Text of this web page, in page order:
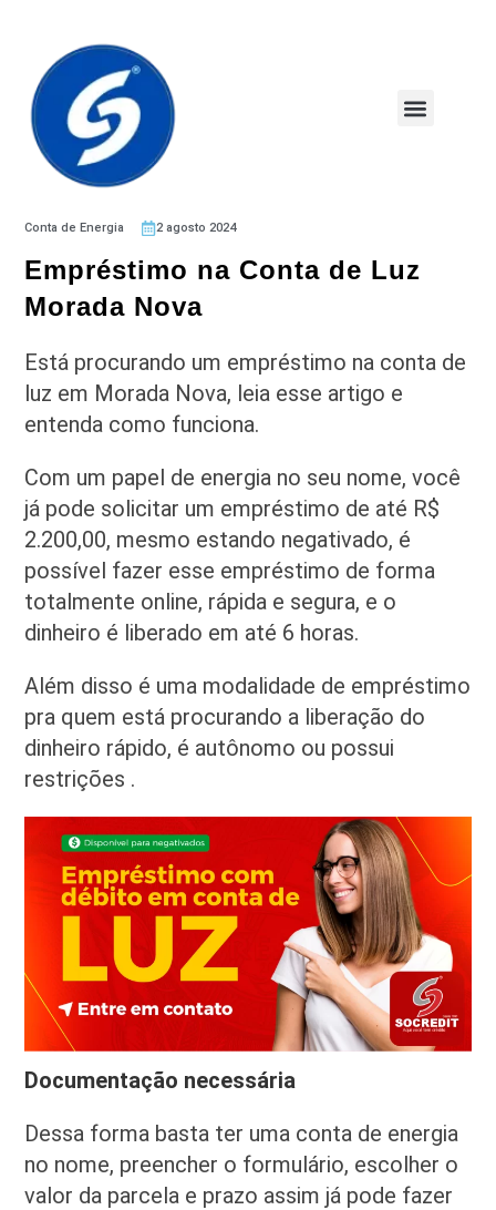
Conta de Energia 2 agosto 2024
Empréstimo na Conta de Luz
Morada Nova
Está procurando um empréstimo na conta de
luz em Morada Nova, leia esse artigo e
entenda como funciona.
Com um papel de energia no seu nome, você
já pode solicitar um empréstimo de até R$
2.200,00, mesmo estando negativado, é
possível fazer esse empréstimo de forma
totalmente online, rápida e segura, e o
dinheiro é liberado em até 6 horas.
Além disso é uma modalidade de empréstimo
pra quem está procurando a liberação do
dinheiro rápido, é autônomo ou possui
restrições .
Documentação necessária
Dessa forma basta ter uma conta de energia
no nome, preencher o formulário, escolher o
valor da parcela e prazo assim já pode fazer